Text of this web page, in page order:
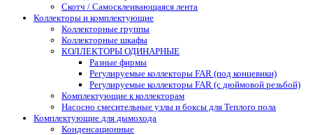
Скотч / Самосклеивающаяся лента
Коллекторы и комплектующие
Коллекторные группы
Коллекторные шкафы
КОЛЛЕКТОРЫ ОДИНАРНЫЕ
Разные фирмы
Регулируемые коллекторы FAR (под концевики)
Регулируемые коллекторы FAR (с дюймовой резьбой)
Комплектующие к коллекторам
Насосно смесительные узлы и боксы для Теплого пола
Комплектующие для дымохода
Конденсационные